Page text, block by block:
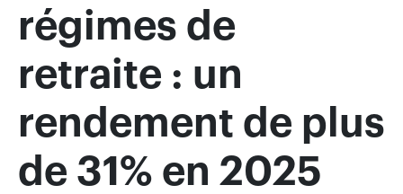
régimes de
retraite : un
rendement de plus
de 31% en 2025